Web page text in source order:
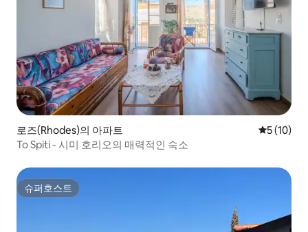
로즈(Rhodes)의 아파트 평점 5점
5 (10)
To Spiti - 시미 호리오의 매력적인 숙소
슈퍼호스트
슈퍼호스트